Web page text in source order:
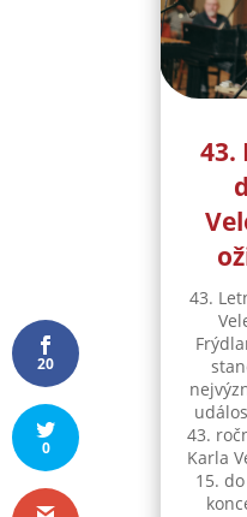
43.
43.
43.
Karla
15.
20
0